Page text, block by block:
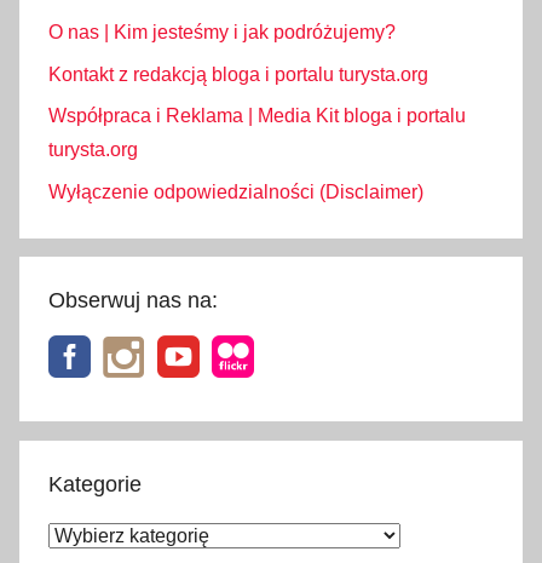
O nas | Kim jesteśmy i jak podróżujemy?
Kontakt z redakcją bloga i portalu turysta.org
Współpraca i Reklama | Media Kit bloga i portalu
turysta.org
Wyłączenie odpowiedzialności (Disclaimer)
Obserwuj nas na:
Kategorie
Kategorie